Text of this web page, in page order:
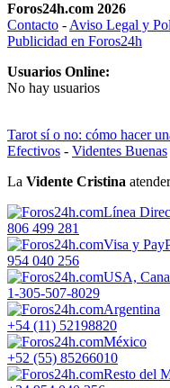
Foros24h.com 2026
Contacto - Aviso Legal y
Publicidad en Foros24h
Usuarios Online:
No hay usuarios
Tarot sí o no: cómo hacer
Efectivos - Videntes Buenas
La Vidente Cristina
Línea
806 499 281
Visa y
954 040 256
USA,
1-305-507-8029
Argentina
+54 (11) 52198820
México
+52 (55) 85266010
Resto del